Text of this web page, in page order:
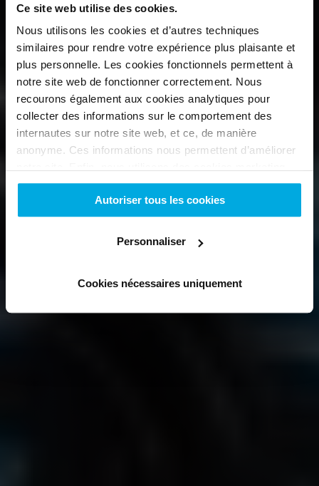
Ce site web utilise des cookies.
Nous utilisons les cookies et d’autres techniques
similaires pour rendre votre expérience plus plaisante et
plus personnelle. Les cookies fonctionnels permettent à
notre site web de fonctionner correctement. Nous
recourons également aux cookies analytiques pour
collecter des informations sur le comportement des
internautes sur notre site web, et ce, de manière
anonyme. Ces informations nous permettent d’améliorer
pour nous assurer que vous voyez des publicités
pertinentes. Pour en savoir plus sur ces cookies, veuillez
consulter notre politique en matière de cookies. Surcette
, vous pouvez modifier vos préférences en matière
sélectionnés sur notre site web. Allez dans les
Autoriser tous les cookies
Personnaliser
Cookies nécessaires uniquement
Bonjour, nous
c'est
Swapfiets.
La premier service
d'abonnement vélo au monde.